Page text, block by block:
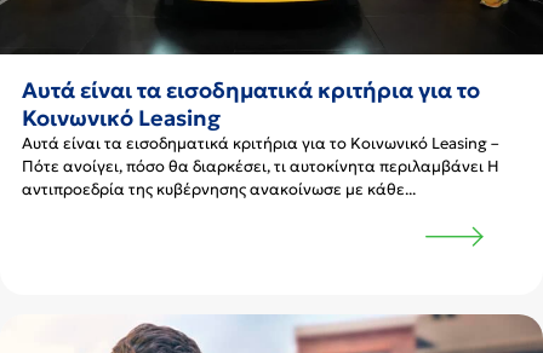
Αυτά είναι τα εισοδηματικά κριτήρια για το
Κοινωνικό Leasing
Αυτά είναι τα εισοδηματικά κριτήρια για το Κοινωνικό Leasing –
Πότε ανοίγει, πόσο θα διαρκέσει, τι αυτοκίνητα περιλαμβάνει Η
αντιπροεδρία της κυβέρνησης ανακοίνωσε με κάθε...